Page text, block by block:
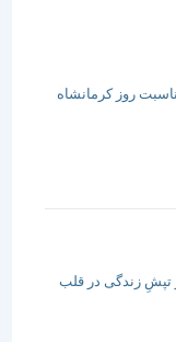
کرمانشاه
در قلب